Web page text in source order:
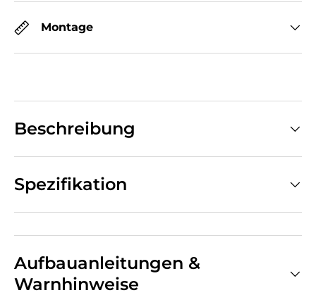
Montage
Beschreibung
Spezifikation
Aufbauanleitungen &
Warnhinweise